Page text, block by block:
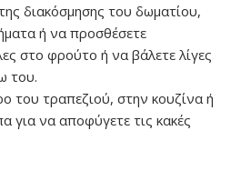
διακόσμησης του δωματίου,
ή να προσθέσετε
στο φρούτο ή να βάλετε λίγες
του.
του τραπεζιού, στην κουζίνα ή
για να αποφύγετε τις κακές